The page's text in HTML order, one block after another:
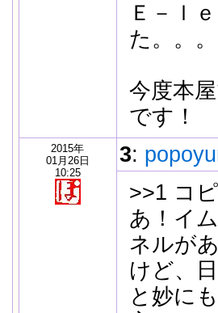
Ｅ－ｌ
た。。。
今度本
です！
2015年
01月26日
10:25
3:
>>1 コ
あ！イ
ネルが
けど、
と妙に